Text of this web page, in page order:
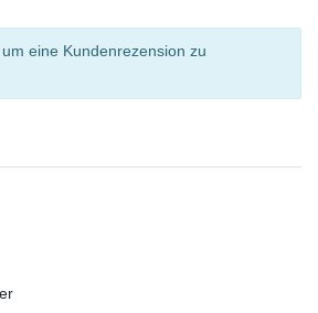
eine Kundenrezension zu